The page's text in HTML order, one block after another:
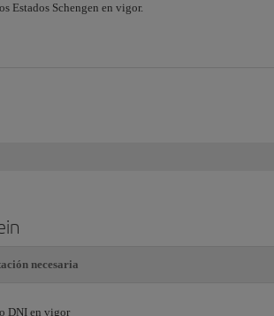
Estados Schengen en vigor.
necesaria
DNI en vigor